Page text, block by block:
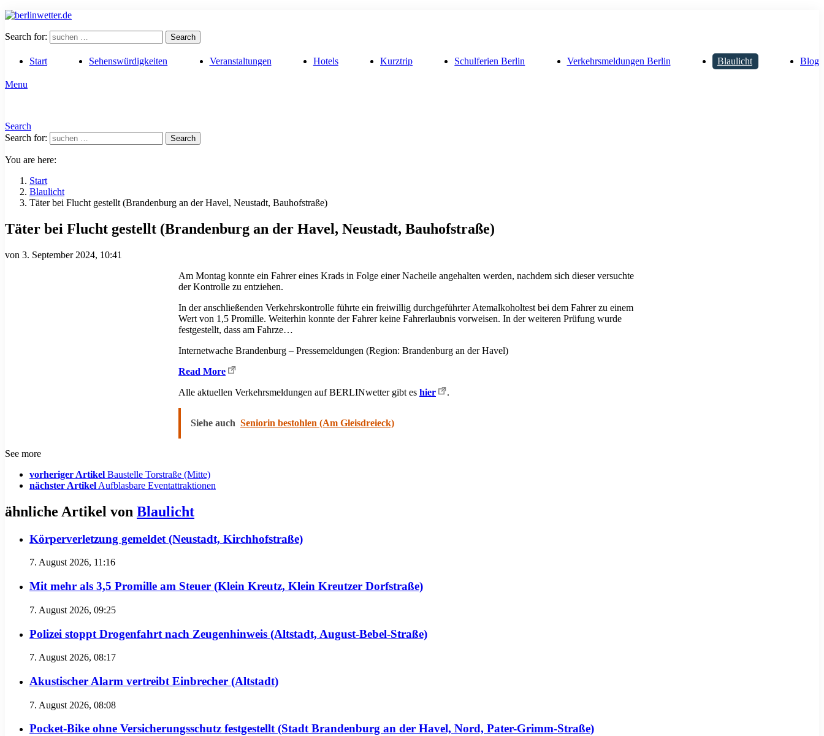
Search for: Search
Start Sehenswürdigkeiten Veranstaltungen Hotels Kurztrip Schulferien Berlin Verkehrsmeldungen Berlin Blaulicht Blog
Menu
Search
Search for:
Search
You are here:
Start
Blaulicht
Täter bei Flucht gestellt (Brandenburg an der Havel, Neustadt, Bauhofstraße)
Täter bei Flucht gestellt (Brandenburg an der Havel, Neustadt, Bauhofstraße)
von 3. September 2024, 10:41
Am Montag konnte ein Fahrer eines Krads in Folge einer Nacheile angehalten werden, nachdem sich dieser versuchte
der Kontrolle zu entziehen.
In der anschließenden Verkehrskontrolle führte ein freiwillig durchgeführter Atemalkoholtest bei dem Fahrer zu einem
Wert von 1,5 Promille. Weiterhin konnte der Fahrer keine Fahrerlaubnis vorweisen. In der weiteren Prüfung wurde
festgestellt, dass am Fahrze…
Internetwache Brandenburg – Pressemeldungen (Region: Brandenburg an der Havel)
Read More
Alle aktuellen Verkehrsmeldungen auf BERLINwetter gibt es hier .
Siehe auch Seniorin bestohlen (Am Gleisdreieck)
See more
vorheriger Artikel Baustelle Torstraße (Mitte)
nächster Artikel Aufblasbare Eventattraktionen
ähnliche Artikel von Blaulicht
Körperverletzung gemeldet (Neustadt, Kirchhofstraße)
7. August 2026, 11:16
Mit mehr als 3,5 Promille am Steuer (Klein Kreutz, Klein Kreutzer Dorfstraße)
7. August 2026, 09:25
Polizei stoppt Drogenfahrt nach Zeugenhinweis (Altstadt, August-Bebel-Straße)
7. August 2026, 08:17
Akustischer Alarm vertreibt Einbrecher (Altstadt)
7. August 2026, 08:08
Pocket-Bike ohne Versicherungsschutz festgestellt (Stadt Brandenburg an der Havel, Nord, Pater-Grimm-Straße)